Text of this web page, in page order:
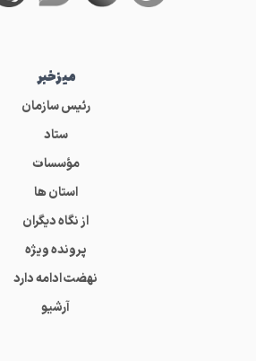
میز‌خبر
رئیس سازمان
ستاد
مؤسسات
استان ها
از نگاه دیگران
پرونده ویژه
نهضت ادامه دارد
آرشیو